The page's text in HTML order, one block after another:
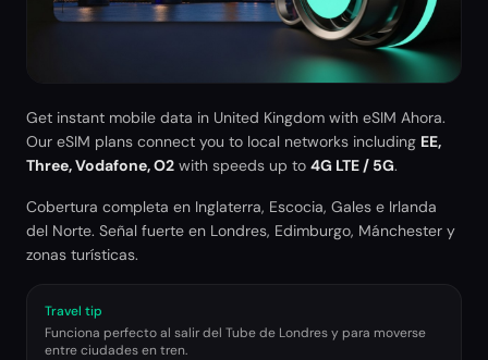
Get instant mobile data in United Kingdom with eSIM Ahora.
Our eSIM plans connect you to local networks including EE,
Three, Vodafone, O2 with speeds up to 4G LTE / 5G.
Cobertura completa en Inglaterra, Escocia, Gales e Irlanda
del Norte. Señal fuerte en Londres, Edimburgo, Mánchester y
zonas turísticas.
Travel tip
Funciona perfecto al salir del Tube de Londres y para moverse
entre ciudades en tren.